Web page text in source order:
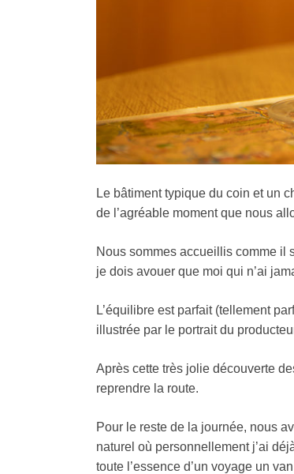
Le bâtiment typique du coin et un
de l’agréable moment que nous
Nous sommes accueillis comme il
je dois avouer que moi qui n’ai
L’équilibre est parfait (tellement
illustrée par le portrait du
Après cette très jolie découverte
reprendre la route.
Pour le reste de la journée, nous
naturel où personnellement j’ai
toute l’essence d’un voyage un